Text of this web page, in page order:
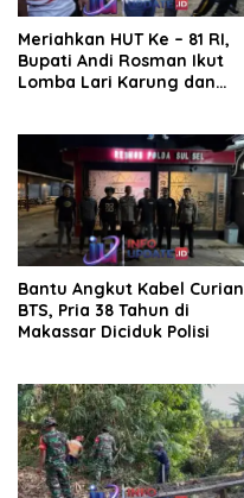
Meriahkan HUT Ke – 81 RI,
Bupati Andi Rosman Ikut
Lomba Lari Karung dan
Bantu Angkut Kabel Curian
BTS, Pria 38 Tahun di
Makassar Diciduk Polisi